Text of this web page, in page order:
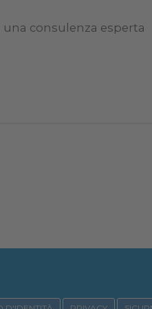
una consulenza esperta